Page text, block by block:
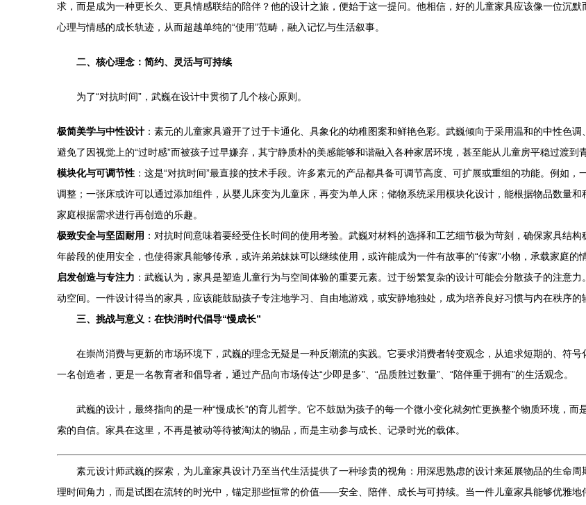
求，而是成为一种更长久、更具情感联结的陪伴？他的设计之旅，便始于这一提问。他相信，好的儿童家具应该像一位沉
心理与情感的成长轨迹，从而超越单纯的“使用”范畴，融入记忆与生活叙事。
二、核心理念：简约、灵活与可持续
为了“对抗时间”，武巍在设计中贯彻了几个核心原则。
极简美学与中性设计 ：素元的儿童家具避开了过于卡通化、具象化的幼稚图案和鲜艳色彩。武巍倾向于采用温和的中性色
避免了因视觉上的“过时感”而被孩子过早嫌弃，其宁静质朴的美感能够和谐融入各种家居环境，甚至能从儿童房平稳过渡到
模块化与可调节性 ：这是“对抗时间”最直接的技术手段。许多素元的产品都具备可调节高度、可扩展或重组的功能。例如
调整；一张床或许可以通过添加组件，从婴儿床变为儿童床，再变为单人床；储物系统采用模块化设计，能根据物品数量
家庭根据需求进行再创造的乐趣。
极致安全与坚固耐用 ：对抗时间意味着要经受住长时间的使用考验。武巍对材料的选择和工艺细节极为苛刻，确保家具结
年龄段的使用安全，也使得家具能够传承，或许弟弟妹妹可以继续使用，或许能成为一件有故事的“传家”小物，承载家庭的
启发创造与专注力 ：武巍认为，家具是塑造儿童行为与空间体验的重要元素。过于纷繁复杂的设计可能会分散孩子的注意
动空间。一件设计得当的家具，应该能鼓励孩子专注地学习、自由地游戏，或安静地独处，成为培养良好习惯与内在秩序
三、挑战与意义：在快消时代倡导“慢成长”
在崇尚消费与更新的市场环境下，武巍的理念无疑是一种反潮流的实践。它要求消费者转变观念，从追求短期的、符
一名创造者，更是一名教育者和倡导者，通过产品向市场传达“少即是多”、“品质胜过数量”、“陪伴重于拥有”的生活观念。
武巍的设计，最终指向的是一种“慢成长”的育儿哲学。它不鼓励为孩子的每一个微小变化就匆忙更换整个物质环境，
索的自信。家具在这里，不再是被动等待被淘汰的物品，而是主动参与成长、记录时光的载体。
素元设计师武巍的探索，为儿童家具设计乃至当代生活提供了一种珍贵的视角：用深思熟虑的设计来延展物品的生命
理时间角力，而是试图在流转的时光中，锚定那些恒常的价值——安全、陪伴、成长与可持续。当一件儿童家具能够优雅地